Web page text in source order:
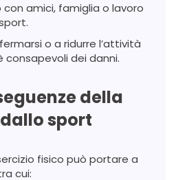
amici, famiglia o lavoro
o a ridurre l’attività
consapevoli dei danni.
della
sport
fisico può portare a
cui: